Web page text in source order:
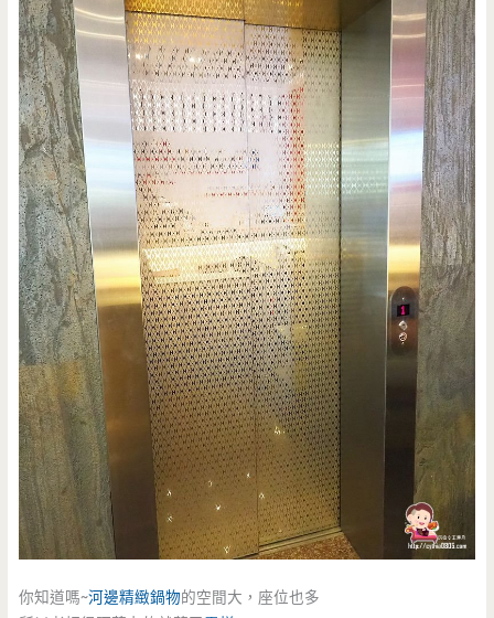
你知道嗎~河邊精緻鍋物的空間大，座位也多